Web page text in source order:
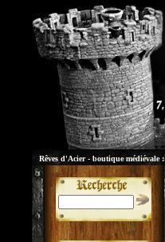
Rêves d'Acier - boutique médiévale :